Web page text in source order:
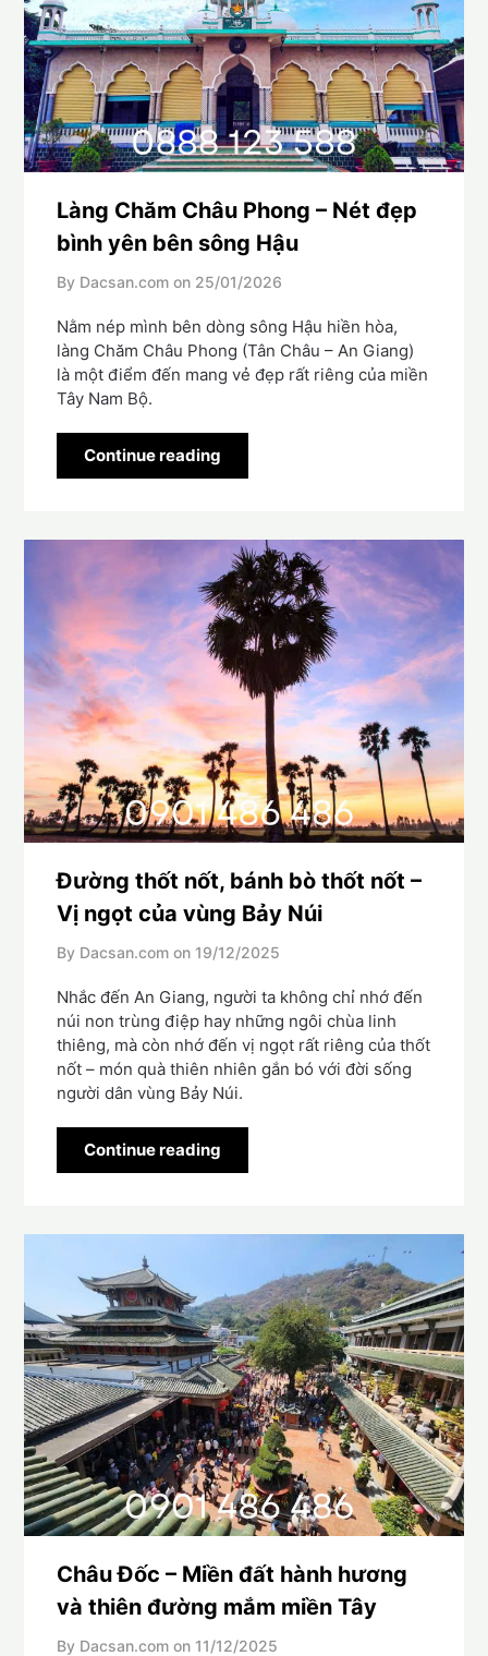
Làng Chăm Châu Phong – Nét đẹp
bình yên bên sông Hậu
By Dacsan.com on 25/01/2026
Nằm nép mình bên dòng sông Hậu hiền hòa,
làng Chăm Châu Phong (Tân Châu – An Giang)
là một điểm đến mang vẻ đẹp rất riêng của miền
Tây Nam Bộ.
Continue reading
Đường thốt nốt, bánh bò thốt nốt –
Vị ngọt của vùng Bảy Núi
By Dacsan.com on 19/12/2025
Nhắc đến An Giang, người ta không chỉ nhớ đến
núi non trùng điệp hay những ngôi chùa linh
thiêng, mà còn nhớ đến vị ngọt rất riêng của thốt
nốt – món quà thiên nhiên gắn bó với đời sống
người dân vùng Bảy Núi.
Continue reading
Châu Đốc – Miền đất hành hương
và thiên đường mắm miền Tây
By Dacsan.com on 11/12/2025